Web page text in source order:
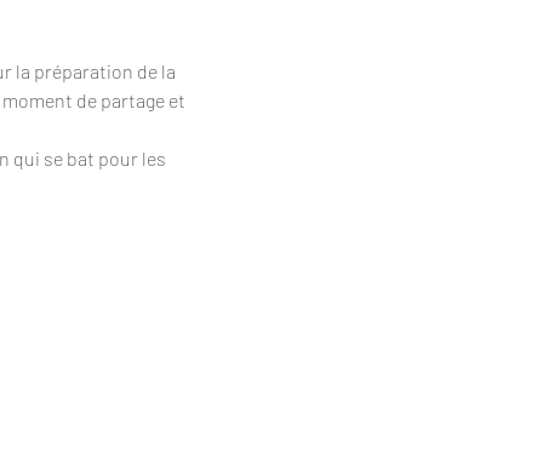
la préparation de la
de partage et
qui se bat pour les